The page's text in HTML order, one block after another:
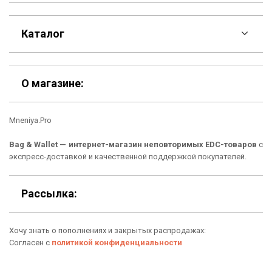
F.A.Q
Контакты
Шоурум
Материалы
Подарочные сертификаты
О нас
Отзывы о Bag & Wallet
Каталог
Скидки
Кошельки
Сумки
Новинки
О магазине:
Mneniya.Pro
Bag & Wallet — интернет-магазин неповторимых EDC-товаров с
экспресс-доставкой и качественной поддержкой покупателей.
Рассылка:
Хочу знать о пополнениях и закрытых распродажах:
Согласен с политикой конфиденциальности